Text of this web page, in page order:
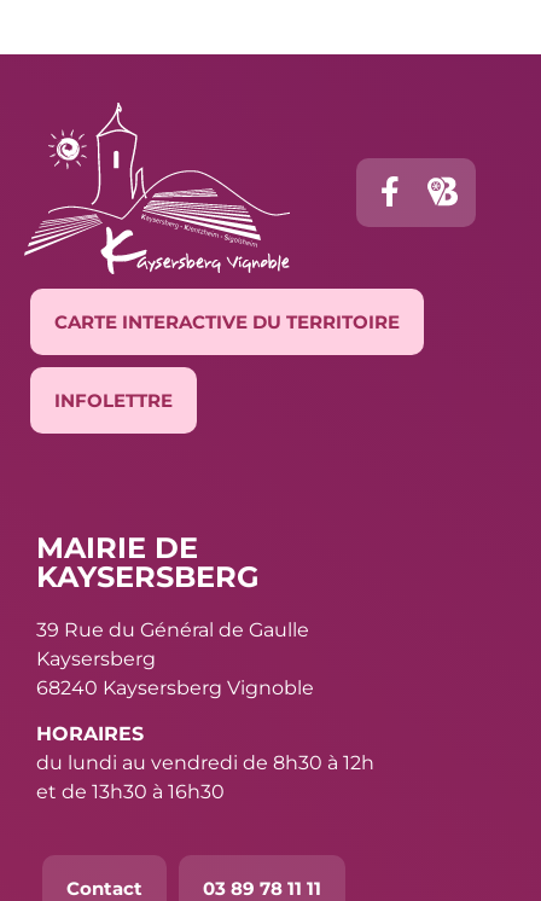
CARTE INTERACTIVE DU TERRITOIRE
INFOLETTRE
MAIRIE DE
KAYSERSBERG
39 Rue du Général de Gaulle
Kaysersberg
68240 Kaysersberg Vignoble
HORAIRES
du lundi au vendredi de 8h30 à 12h
et de 13h30 à 16h30
Contact 03 89 78 11 11